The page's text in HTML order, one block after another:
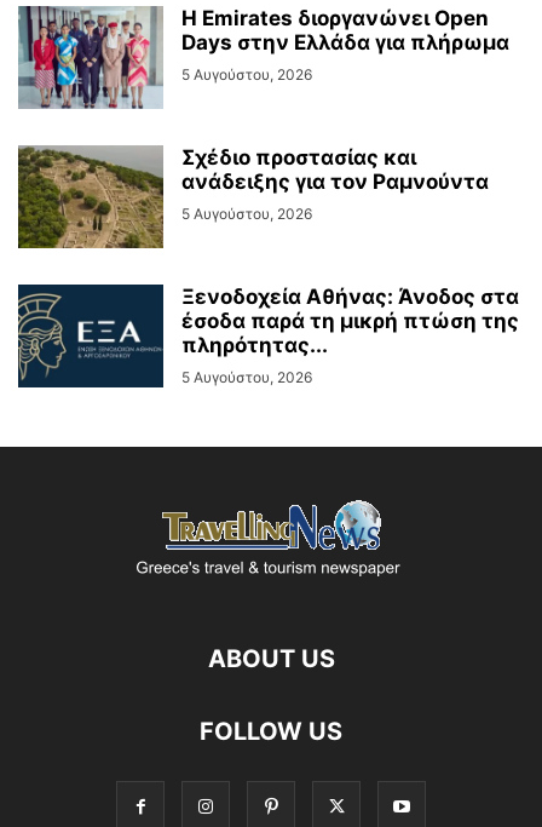
Η Emirates διοργανώνει Open
Days στην Ελλάδα για πλήρωμα
5 Αυγούστου, 2026
Σχέδιο προστασίας και
ανάδειξης για τον Ραμνούντα
5 Αυγούστου, 2026
Ξενοδοχεία Αθήνας: Άνοδος στα
έσοδα παρά τη μικρή πτώση της
πληρότητας...
5 Αυγούστου, 2026
ABOUT US
FOLLOW US